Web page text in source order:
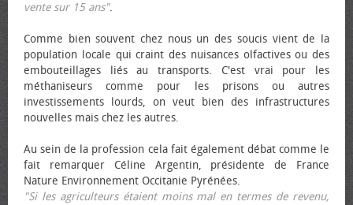
vente sur 15 ans".
Comme bien souvent chez nous un des soucis vient de la
population locale qui craint des nuisances olfactives ou des
embouteillages liés au transports. C'est vrai pour les
méthaniseurs comme pour les prisons ou autres
investissements lourds, on veut bien des infrastructures
nouvelles mais chez les autres.
Au sein de la profession cela fait également débat comme le
fait remarquer Céline Argentin, présidente de France
Nature Environnement Occitanie Pyrénées.
"Si les agriculteurs étaient moins mal en termes de revenu,